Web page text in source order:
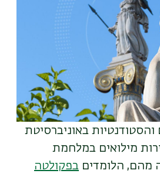
באוניברסיטת
מילואים במלחמת
מהם, הלומדים בפקולטה